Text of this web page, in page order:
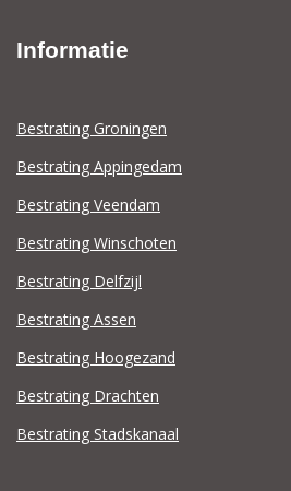
Informatie
Bestrating Groningen
Bestrating Appingedam
Bestrating Veendam
Bestrating Winschoten
Bestrating Delfzijl
Bestrating Assen
Bestrating Hoogezand
Bestrating Drachten
Bestrating Stadskanaal